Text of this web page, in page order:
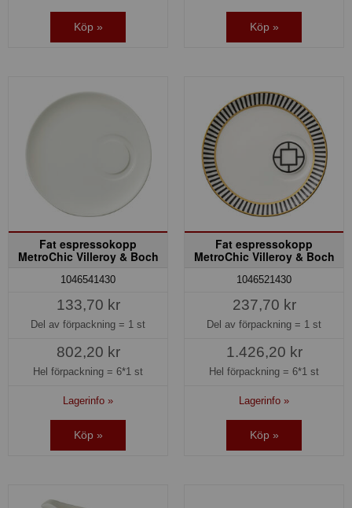
Köp » Köp »
Fat espressokopp
MetroChic Villeroy & Boch
1046541430
133,70 kr
Del av förpackning = 1 st
802,20 kr
Hel förpackning = 6*1 st
Lagerinfo »
Köp »
Fat espressokopp
MetroChic Villeroy & Boch
1046521430
237,70 kr
Del av förpackning = 1 st
1.426,20 kr
Hel förpackning = 6*1 st
Lagerinfo »
Köp »